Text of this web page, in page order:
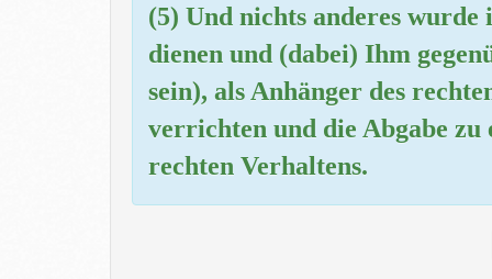
(5) Und nichts anderes
dienen und (dabei) Ihm
sein), als Anhänger des
verrichten und die Abgabe
rechten Verhaltens.